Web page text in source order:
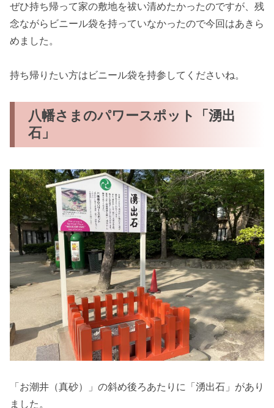
ぜひ持ち帰って家の敷地を祓い清めたかったのですが、残
念ながらビニール袋を持っていなかったので今回はあきら
めました。
持ち帰りたい方はビニール袋を持参してくださいね。
八幡さまのパワースポット「湧出
石」
「お潮井（真砂）」の斜め後ろあたりに「湧出石」があり
ました。